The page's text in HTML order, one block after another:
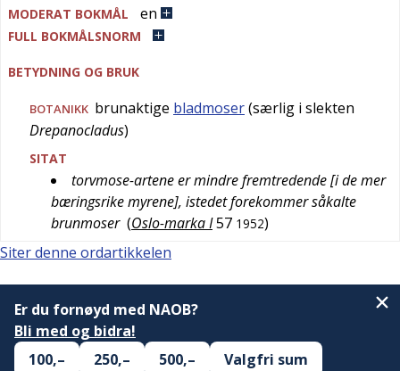
MODERAT BOKMÅL en
FULL BOKMÅLSNORM
BETYDNING OG BRUK
BOTANIKK brunaktige bladmoser(særlig i slekten
Drepanocladus)
SITAT
torvmose-artene er mindre fremtredende [i de mer
bæringsrike myrene], istedet forekommer såkalte
brunmoser (Oslo-marka I57 1952)
Siter denne ordartikkelen
Er du fornøyd med NAOB?
Bli med og bidra!
100,–
250,– 500,– Valgfri sum